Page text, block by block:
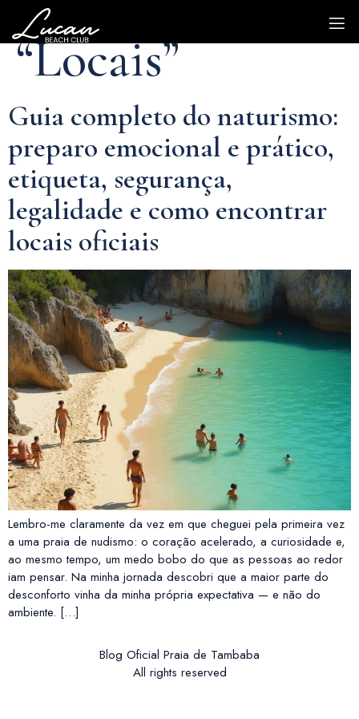
“Locais”
Guia completo do naturismo:
preparo emocional e prático,
etiqueta, segurança,
legalidade e como encontrar
locais oficiais
Lembro-me claramente da vez em que cheguei pela primeira vez
a uma praia de nudismo: o coração acelerado, a curiosidade e,
ao mesmo tempo, um medo bobo do que as pessoas ao redor
iam pensar. Na minha jornada descobri que a maior parte do
desconforto vinha da minha própria expectativa — e não do
ambiente. […]
Blog Oficial Praia de Tambaba
All rights reserved